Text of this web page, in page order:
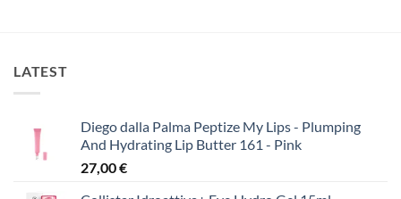
LATEST
Diego dalla Palma Peptize My Lips - Plumping
And Hydrating Lip Butter 161 - Pink
27,00€